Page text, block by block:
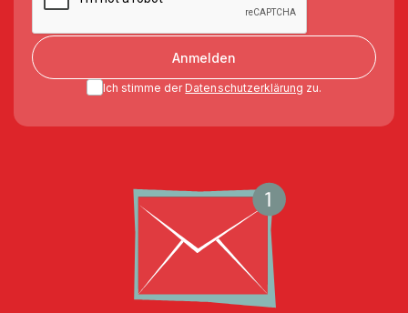
Anmelden
Ich stimme der Datenschutzerklärung zu.